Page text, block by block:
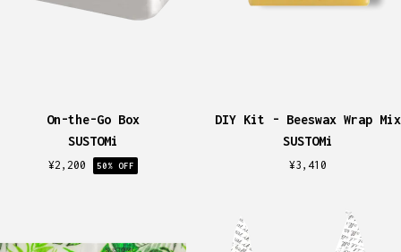
On-the-Go Box
SUSTOMi
¥2,200 50% OFF
DIY Kit - Beeswax Wrap Mix
SUSTOMi
¥3,410